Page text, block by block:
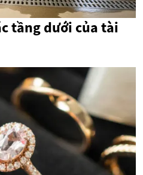
tầng dưới của tài